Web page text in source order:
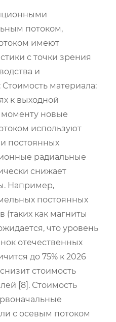
потоком,
имеют
с точки зрения
и
материала:
к выходной
новые
используют
постоянных
радиальные
снижает
Например,
постоянных
(таких как магниты
что уровень
отечественных
до 75% к 2026
стоимость
[8]. Стоимость
с осевым потоком